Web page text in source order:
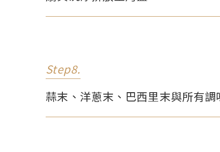
Step8.
蒜末、洋蔥末、巴西里末與所有調